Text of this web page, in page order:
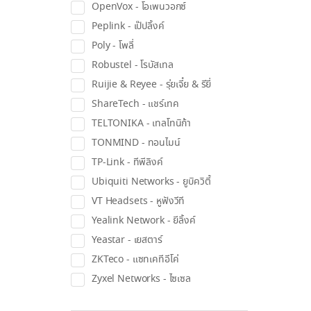
OpenVox - โอเพนวอกซ์
Peplink - เป๊ปลิ้งค์
Poly - โพลี่
Robustel - โรบัสเทล
Ruijie & Reyee - รุ่ยเจี๋ย & รียี่
ShareTech - แชร์เทค
TELTONIKA - เทลโทนิก้า
TONMIND - ทอนไมน์
TP-Link - ทีพีลิงค์
Ubiquiti Networks - ยูบิควิตี้
VT Headsets - หูฟังวีที
Yealink Network - ยีลิ้งค์
Yeastar - เยสตาร์
ZKTeco - แซทเคทีอีโค่
Zyxel Networks - ไซเซล